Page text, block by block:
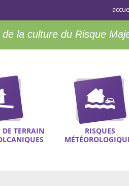
la culture du Risque
TERRAIN
RISQUES